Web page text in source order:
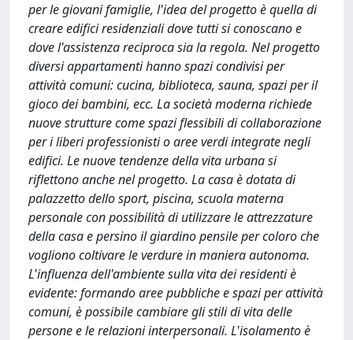
per le giovani famiglie, l'idea del progetto è quella di
creare edifici residenziali dove tutti si conoscano e
dove l'assistenza reciproca sia la regola. Nel progetto
diversi appartamenti hanno spazi condivisi per
attività comuni: cucina, biblioteca, sauna, spazi per il
gioco dei bambini, ecc. La società moderna richiede
nuove strutture come spazi flessibili di collaborazione
per i liberi professionisti o aree verdi integrate negli
edifici. Le nuove tendenze della vita urbana si
riflettono anche nel progetto. La casa è dotata di
palazzetto dello sport, piscina, scuola materna
personale con possibilità di utilizzare le attrezzature
della casa e persino il giardino pensile per coloro che
vogliono coltivare le verdure in maniera autonoma.
L'influenza dell'ambiente sulla vita dei residenti è
evidente: formando aree pubbliche e spazi per attività
comuni, è possibile cambiare gli stili di vita delle
persone e le relazioni interpersonali. L'isolamento è